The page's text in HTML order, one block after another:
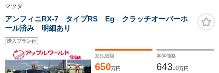
マツダ
アンフィニRX-7 タイプRS Eg クラッチオーバーホ
ール済み 明細あり
購入プラン付
支払総額
650万円
本体価格
643.0万円